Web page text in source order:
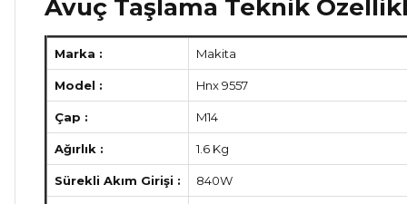
Avuç Taşlama Teknik
Marka : Makita
Model : Hnx 9557
Çap : M14
Ağırlık : 1.6 Kg
Sürekli Akım Girişi : 840W